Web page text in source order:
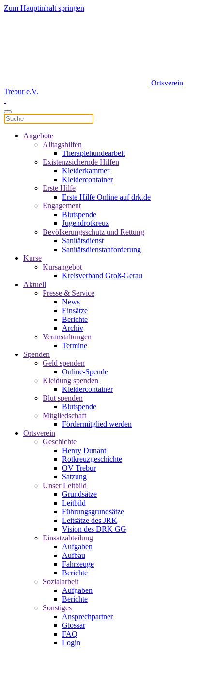
Zum Hauptinhalt springen
Ortsverein
Trebur e.V.
Angebote
Alltagshilfen
Therapiehundearbeit
Existenzsichernde Hilfen
Kleiderkammer
Kleidercontainer
Erste Hilfe
Erste Hilfe Online auf drk.de
Engagement
Blutspende
Jugendrotkreuz
Bevölkerungsschutz und Rettung
Sanitätsdienst
Sanitätsdienstanforderung
Kurse
Kursangebot
Kreisverband Groß-Gerau
Aktuell
Presse & Service
News
Einsätze
Berichte
Archiv
Veranstaltungen
Termine
Spenden
Geld spenden
Online-Spende
Kleidung spenden
Kleidercontainer
Blut spenden
Blutspende
Mitgliedschaft
Fördermitglied werden
Ortsverein
Geschichte
Henry Dunant
Rotkreuzgeschichte
OV Trebur
Satzung
Unser Leitbild
Grundsätze
Leitbild
Führungsgrundsätze
Leitsätze des JRK
Vision des DRK GG
Einsatzabteilung
Aufgaben
Aufbau
Fahrzeuge
Berichte
Sozialarbeit
Aufgaben
Berichte
Sonstiges
Ansprechpartner
Glossar
FAQ
Login